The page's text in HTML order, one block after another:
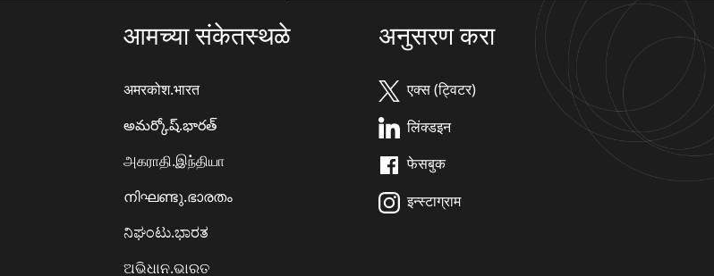
आमच्या संकेतस्थळे
अमरकोश.भारत
అమర్కోష్.భారత్
அகராதி.இந்தியா
നിഘണ്ടു.ഭാരതം
ನಿಘಂಟು.ಭಾರತ
ଅଭିଧାନ.ଭାରତ
अनुसरण करा
एक्स (ट्विटर)
लिंक्डइन
फेसबुक
इन्स्टाग्राम